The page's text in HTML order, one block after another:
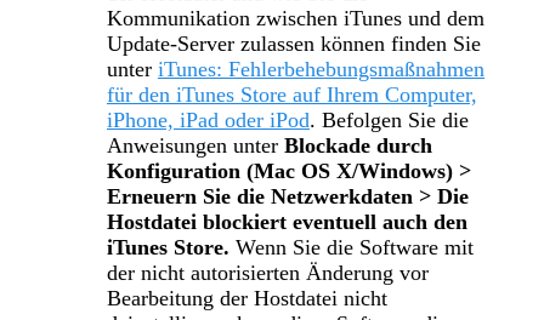
Kommunikation zwischen iTunes und dem
Update-Server zulassen können finden Sie
unter iTunes: Fehlerbehebungsmaßnahmen
für den iTunes Store auf Ihrem Computer,
iPhone, iPad oder iPod. Befolgen Sie die
Anweisungen unter Blockade durch
Konfiguration (Mac OS X/Windows) >
Erneuern Sie die Netzwerkdaten > Die
Hostdatei blockiert eventuell auch den
iTunes Store. Wenn Sie die Software mit
der nicht autorisierten Änderung vor
Bearbeitung der Hostdatei nicht